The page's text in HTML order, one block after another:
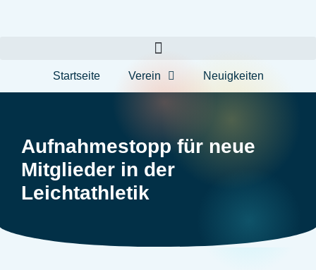
Startseite Verein Neuigkeiten
Aufnahmestopp für neue
Mitglieder in der
Leichtathletik